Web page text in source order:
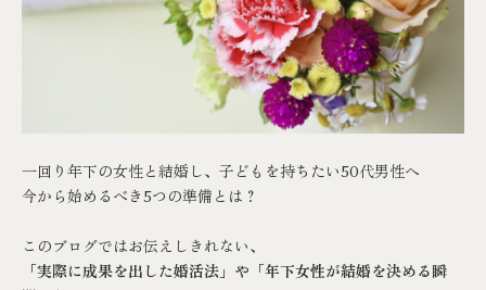
一回り年下の女性と結婚し、子どもを持ちたい50代男性へ
今から始めるべき5つの準備とは？
このブログではお伝えしきれない、
「実際に成果を出した婚活法」や「年下女性が結婚を決める瞬